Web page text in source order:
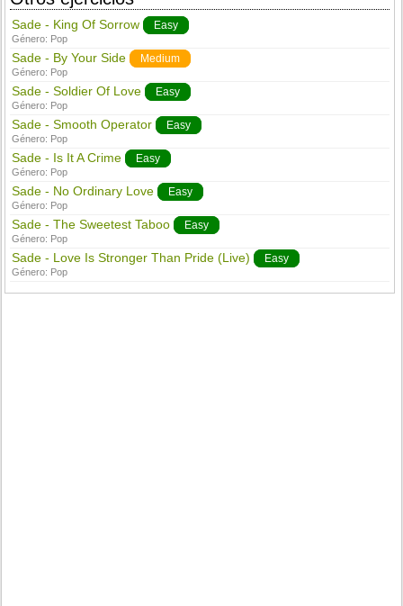
Sade - King Of Sorrow Easy
Género: Pop
Sade - By Your Side Medium
Género: Pop
Sade - Soldier Of Love Easy
Género: Pop
Sade - Smooth Operator Easy
Género: Pop
Sade - Is It A Crime Easy
Género: Pop
Sade - No Ordinary Love Easy
Género: Pop
Sade - The Sweetest Taboo Easy
Género: Pop
Sade - Love Is Stronger Than Pride (Live) Easy
Género: Pop